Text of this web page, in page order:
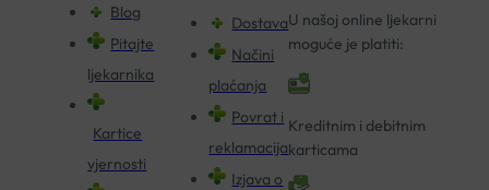
Blog
Pitajte
ljekarnika
Kartice
vjernosti
Dostava
Načini
plaćanja
Povrat i
reklamacija
Izjava o
U našoj online ljekarni
moguće je platiti:
Kreditnim i debitnim
karticama